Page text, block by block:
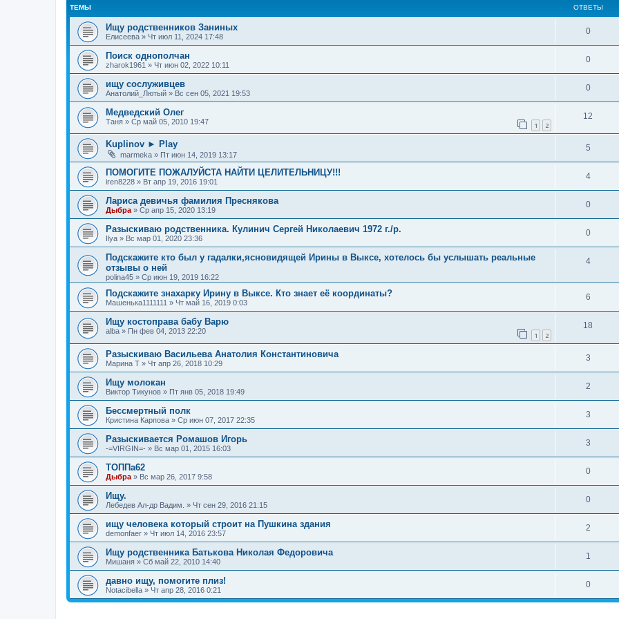
ТЕМЫ ОТВЕТЫ
Ищу родственников Заниных
Елисеева » Чт июл 11, 2024 17:48
0
Поиск однополчан
zharok1961 » Чт июн 02, 2022 10:11
0
ищу сослуживцев
Анатолий_Лютый » Вс сен 05, 2021 19:53
0
Медведский Олег
Таня » Ср май 05, 2010 19:47 1 2
12
Kuplinov ► Play
marmeka » Пт июн 14, 2019 13:17
5
ПОМОГИТЕ ПОЖАЛУЙСТА НАЙТИ ЦЕЛИТЕЛЬНИЦУ!!!
iren8228 » Вт апр 19, 2016 19:01
4
Лариса девичья фамилия Преснякова
Дыбра » Ср апр 15, 2020 13:19
0
Разыскиваю родственника. Кулинич Сергей Николаевич 1972 г./р.
Ilya » Вс мар 01, 2020 23:36
0
Подскажите кто был у гадалки,ясновидящей Ирины в Выксе, хотелось бы услышать реальные
отзывы о ней
polina45 » Ср июн 19, 2019 16:22
4
Подскажите знахарку Ирину в Выксе. Кто знает её координаты?
Машенька1111111 » Чт май 16, 2019 0:03
6
Ищу костоправа бабу Варю
alba » Пн фев 04, 2013 22:20 1 2
18
Разыскиваю Васильева Анатолия Константиновича
Марина Т » Чт апр 26, 2018 10:29
3
Ищу молокан
Виктор Тикунов » Пт янв 05, 2018 19:49
2
Бессмертный полк
Кристина Карпова » Ср июн 07, 2017 22:35
3
Разыскивается Ромашов Игорь
-=VIRGIN=- » Вс мар 01, 2015 16:03
3
ТОППа62
Дыбра » Вс мар 26, 2017 9:58
0
Ищу.
Лебедев Ал-др Вадим. » Чт сен 29, 2016 21:15
0
ищу человека который строит на Пушкина здания
demonfaer » Чт июл 14, 2016 23:57
2
Ищу родственника Батькова Николая Федоровича
Мишаня » Сб май 22, 2010 14:40
1
давно ищу, помогите плиз!
Notacibella » Чт апр 28, 2016 0:21
0